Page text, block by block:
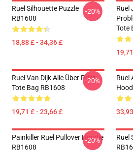
Ruel Silhouette Puzzle
RB1608
18,88 £ - 34,36 £
-20%
Ruel
Tote
Ruel Van Dijk Alle Über Print
Tote Bag RB1608
19,71 £ - 23,66 £
-20%
Ruel
Painkiller Ruel Pullover Hoodie
RB1608
-20%
Ruel